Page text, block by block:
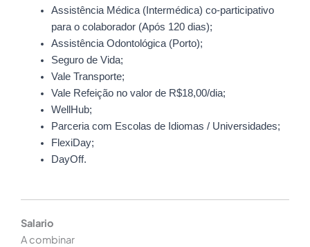
Assistência Médica (Intermédica) co-participativo
para o colaborador (Após 120 dias);
Assistência Odontológica (Porto);
Seguro de Vida;
Vale Transporte;
Vale Refeição no valor de R$18,00/dia;
WellHub;
Parceria com Escolas de Idiomas / Universidades;
FlexiDay;
DayOff.
Salario
A combinar